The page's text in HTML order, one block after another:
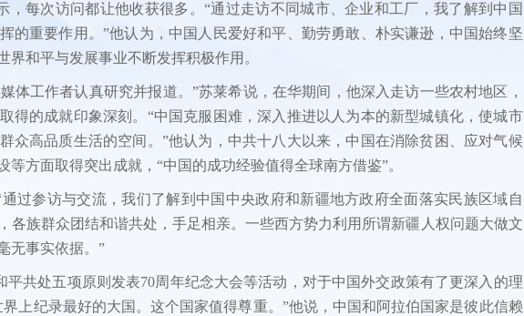
，每次访问都让他收获很多。“通过走访不同城市、企业和工厂，我了解到中国
的重要作用。”他认为，中国人民爱好和平、勤劳勇敢、朴实谦逊，中国始终坚
和平与发展事业不断发挥积极作用。
体工作者认真研究并报道。”苏莱希说，在华期间，他深入走访一些农村地区，
得的成就印象深刻。“中国克服困难，深入推进以人为本的新型城镇化，使城市
众高品质生活的空间。”他认为，中共十八大以来，中国在消除贫困、应对气候
方面取得突出成就，“中国的成功经验值得全球南方借鉴”。
过参访与交流，我们了解到中国中央政府和新疆地方政府全面落实民族区域自
各族群众团结和谐共处，手足相亲。一些西方势力利用所谓新疆人权问题大做文
无事实依据。”
共处五项原则发表70周年纪念大会等活动，对于中国外交政策有了更深入的理
上纪录最好的大国。这个国家值得尊重。”他说，中国和阿拉伯国家是彼此信赖